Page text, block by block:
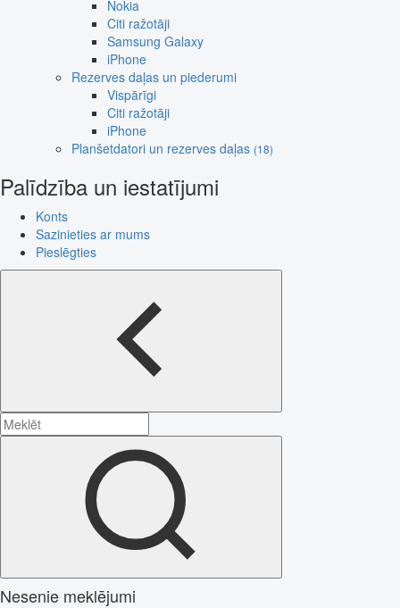
Nokia
Citi ražotāji
Samsung Galaxy
iPhone
Rezerves daļas un piederumi
Vispārīgi
Citi ražotāji
iPhone
Planšetdatori un rezerves daļas (18)
Palīdzība un iestatījumi
Konts
Sazinieties ar mums
Pieslēgties
Nesenie meklējumi